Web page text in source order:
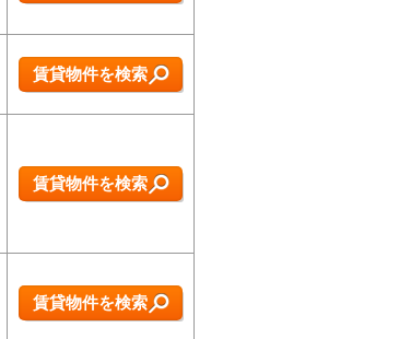
賃貸物件を検索
賃貸物件を検索
賃貸物件を検索